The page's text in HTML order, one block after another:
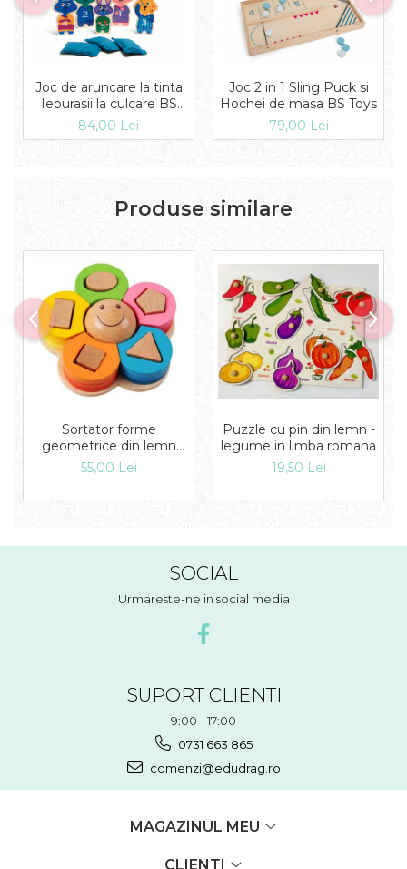
Joc de aruncare la tinta
Iepurasii la culcare BS
Toys
84,00 Lei
Joc 2 in 1 Sling Puck si
Hochei de masa BS Toys
79,00 Lei
Produse similare
Sortator forme
geometrice din lemn
Floare
55,00 Lei
Puzzle cu pin din lemn -
legume in limba romana
19,50 Lei
SOCIAL
Urmareste-ne in social media
SUPORT CLIENTI
9:00 - 17:00
0731 663 865
comenzi@edudrag.ro
MAGAZINUL MEU
CLIENTI